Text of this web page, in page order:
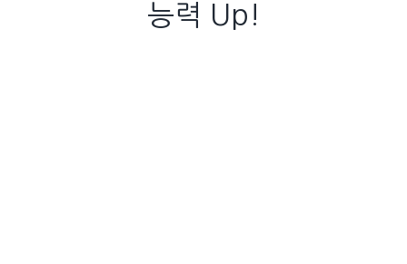
능력 Up!